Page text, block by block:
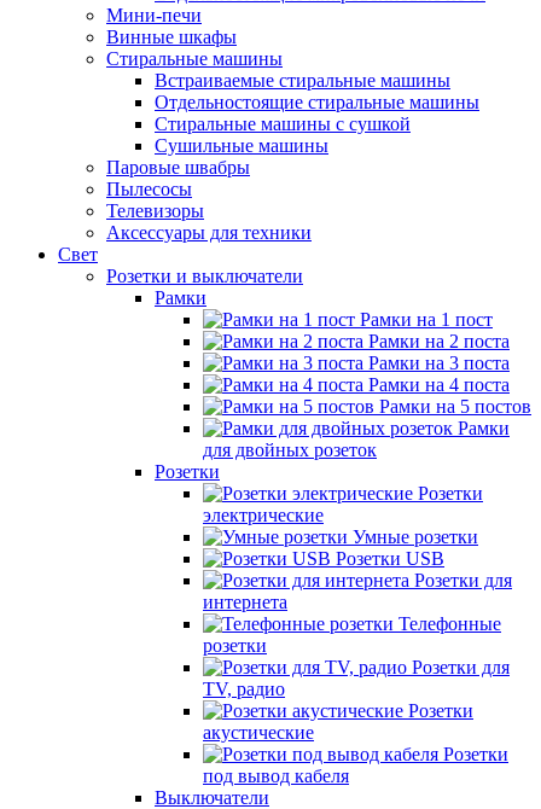
Мини-печи
Винные шкафы
Стиральные машины
Встраиваемые стиральные машины
Отдельностоящие стиральные машины
Стиральные машины с сушкой
Сушильные машины
Паровые швабры
Пылесосы
Телевизоры
Аксессуары для техники
Свет
Розетки и выключатели
Рамки
Рамки на 1 пост
Рамки на 2 поста
Рамки на 3 поста
Рамки на 4 поста
Рамки на 5 постов
Рамки
для двойных розеток
Розетки
Розетки
электрические
Умные розетки
Розетки USB
Розетки для
интернета
Телефонные
розетки
Розетки для
TV, радио
Розетки
акустические
Розетки
под вывод кабеля
Выключатели